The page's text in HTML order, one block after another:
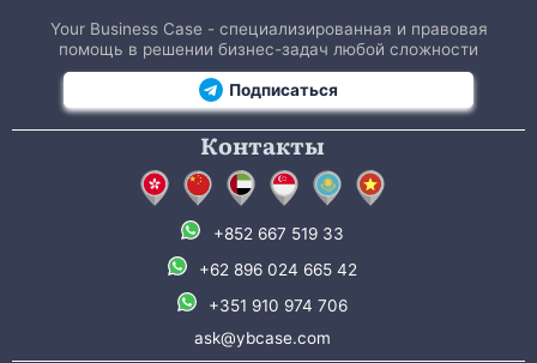
Your Business Case - специализированная и правовая
помощь в решении бизнес-задач любой сложности
Подписаться
Контакты
+852 667 519 33
+62 896 024 665 42
+351 910 974 706
ask@ybcase.com